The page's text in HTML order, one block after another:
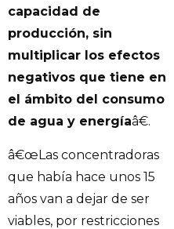
capacidad de
producción, sin
multiplicar los efectos
negativos que tiene en
el ámbito del consumo
de agua y energíaâ€.
â€œLas concentradoras
que había hace unos 15
años van a dejar de ser
viables, por restricciones